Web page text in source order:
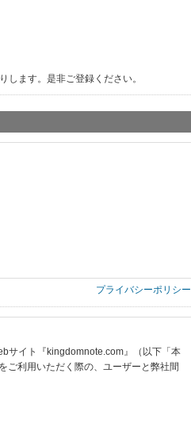
ます。是非ご登録ください。
供いただいた情報）
写し等）、および当該書類に含まれる
れる住所※、投稿時にご提供いただいた
プライバシーポリシー
サイト『kingdomnote.com』（以下「本
ご利用いただく際の、ユーザーと弊社間